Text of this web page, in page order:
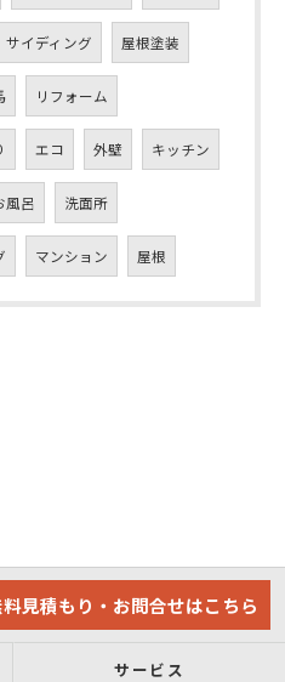
サイディング 屋根塗装
リフォーム
エコ 外壁 キッチン
風呂 洗面所
マンション 屋根
見積もり・お問合せはこちら
サービス